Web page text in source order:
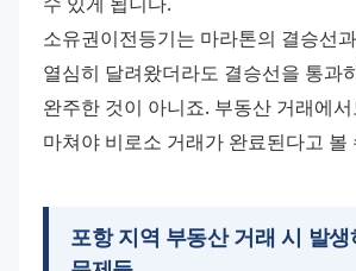
소유권이전등기는 마라톤의 결승선
열심히 달려왔더라도 결승선을 통과
완주한 것이 아니죠. 부동산 거래에
마쳐야 비로소 거래가 완료된다고 볼
포항 지역 부동산 거래 시 발